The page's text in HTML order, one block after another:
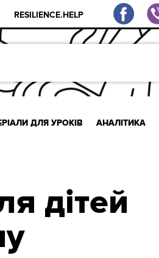
RESILIENCE.HELP
ДЛЯ УРОКІВ АНАЛІТИКА
дітей